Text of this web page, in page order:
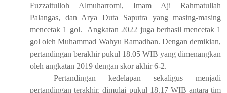
Fuzzaitulloh Almuharromi, Imam Aji Rahmatullah
Palangas, dan Arya Duta Saputra yang masing-masing
mencetak 1 gol.
Angkatan 2022 juga berhasil mencetak 1
gol oleh Muhammad Wahyu Ramadhan. Dengan demikian,
pertandingan berakhir pukul 18.05 WIB yang dimenangkan
oleh angkatan 2019 dengan skor akhir 6-2.
Pertandingan kedelapan sekaligus menjadi
pertandingan terakhir, dimulai pukul 18.17 WIB antara tim